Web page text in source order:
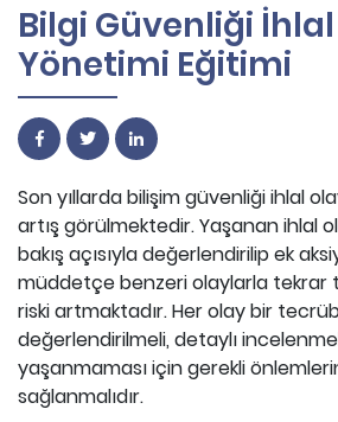
Bilgi Güvenliği İhlal
Yönetimi Eğitimi
Son yıllarda bilişim güvenliği ihlal
artış görülmektedir. Yaşanan ihlal
bakış açısıyla değerlendirilip ek
müddetçe benzeri olaylarla tekrar
riski artmaktadır. Her olay bir
değerlendirilmeli, detaylı
yaşanmaması için gerekli
sağlanmalıdır.